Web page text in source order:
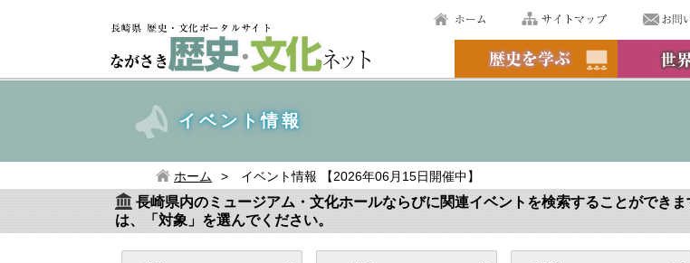
イベント情報
ホーム イベント情報 【2026年06月15日開催中】
長崎県内のミュージアム・文化ホールならびに関連イベントを検索することができ
は、「対象」を選んでください。